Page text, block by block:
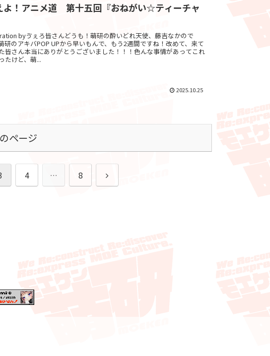
よ！アニメ道 第十五回『おねがい☆ティーチャ
byゔぇろ皆さんどうも！萌研の酔いどれ天使、藤吉なかので
研のアキバPOP UPから早いもんで、もう2週間ですね！改めて、来て
皆さん本当にありがとうございました！！！色んな事情があってこれ
たけど、萌...
2025.10.25
ページ
4 … 8
次